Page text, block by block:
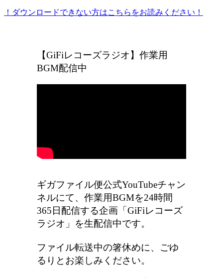
！ダウンロードできない方はこちらをお読みください！
【GiFiレコーズラジオ】作業用
BGM配信中
ギガファイル便公式YouTubeチャン
ネルにて、作業用BGMを24時間
365日配信する企画「GiFiレコーズ
ラジオ」を生配信中です。
ファイル転送中の箸休めに、ごゆ
るりとお楽しみください。